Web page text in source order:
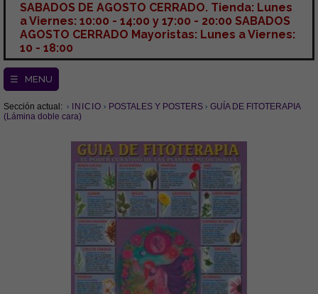
SABADOS DE AGOSTO CERRADO. Tienda: Lunes
a Viernes: 10:00 - 14:00 y 17:00 - 20:00 SABADOS
AGOSTO CERRADO Mayoristas: Lunes a Viernes:
10 - 18:00
☰ MENU
Sección actual: INICIO POSTALES Y POSTERS
GUÍA DE FITOTERAPIA
(Lámina doble cara)